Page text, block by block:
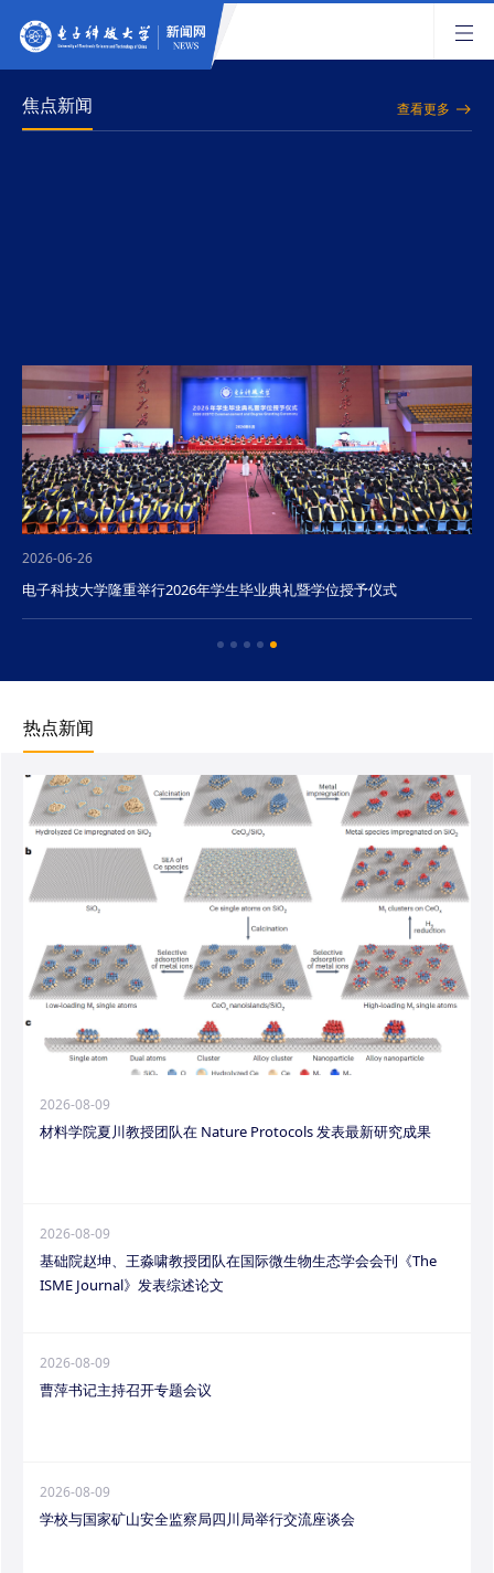
焦点新闻 查看更多
2026-06-26
电子科技大学隆重举行2026年学生毕业典礼暨学位授予仪式
热点新闻
2026-08-09
材料学院夏川教授团队在 Nature Protocols 发表最新研究成果
2026-08-09
基础院赵坤、王淼啸教授团队在国际微生物生态学会会刊《The
ISME Journal》发表综述论文
2026-08-09
曹萍书记主持召开专题会议
2026-08-09
学校与国家矿山安全监察局四川局举行交流座谈会